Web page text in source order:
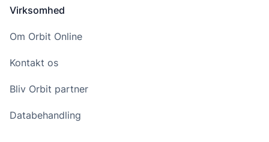
Virksomhed
Om Orbit Online
Kontakt os
Bliv Orbit partner
Databehandling